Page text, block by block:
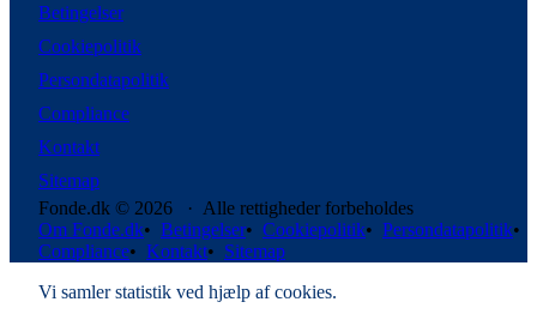
Betingelser
Cookiepolitik
Persondatapolitik
Compliance
Kontakt
Sitemap
Fonde.dk © 2026 · Alle rettigheder forbeholdes
Om Fonde.dk• Betingelser• Cookiepolitik• Persondatapolitik•
Compliance• Kontakt• Sitemap
Vi samler statistik ved hjælp af cookies.